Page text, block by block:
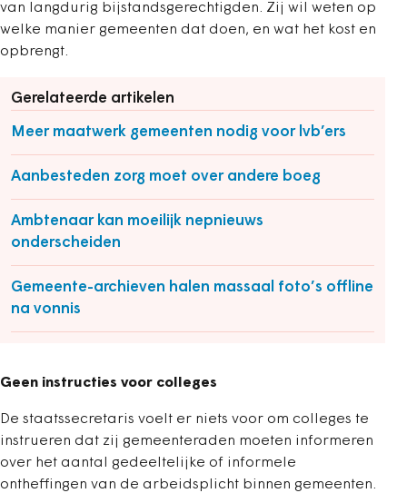
van langdurig bijstandsgerechtigden. Zij wil weten op
welke manier gemeenten dat doen, en wat het kost en
opbrengt.
Gerelateerde artikelen
Meer maatwerk gemeenten nodig voor lvb’ers
Aanbesteden zorg moet over andere boeg
Ambtenaar kan moeilijk nepnieuws
onderscheiden
Gemeente-archieven halen massaal foto’s offline
na vonnis
Geen instructies voor colleges
De staatssecretaris voelt er niets voor om colleges te
instrueren dat zij gemeenteraden moeten informeren
over het aantal gedeeltelijke of informele
ontheffingen van de arbeidsplicht binnen gemeenten.